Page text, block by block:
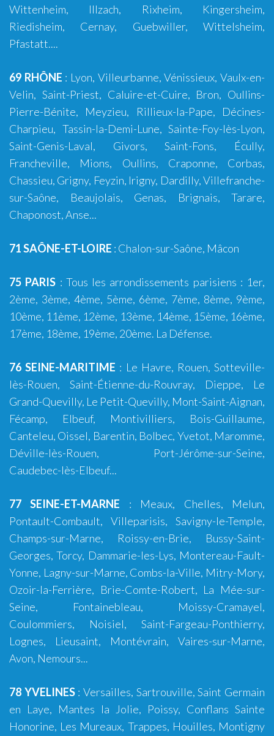
Wittenheim, Illzach, Rixheim, Kingersheim,
Riedisheim, Cernay, Guebwiller, Wittelsheim,
Pfastatt....
69 RHÔNE : Lyon, Villeurbanne,Vénissieux,Vaulx-en-
Velin, Saint-Priest, Caluire-et-Cuire, Bron, Oullins-
Pierre-Bénite, Meyzieu, Rillieux-la-Pape, Décines-
Charpieu, Tassin-la-Demi-Lune, Sainte-Foy-lès-Lyon,
Saint-Genis-Laval, Givors,Saint-Fons, Écully,
Francheville, Mions, Oullins, Craponne, Corbas,
Chassieu, Grigny, Feyzin, Irigny, Dardilly,Villefranche-
sur-Saône, Beaujolais, Genas, Brignais, Tarare,
Chaponost,Anse...
71 SAÔNE-ET-LOIRE : Chalon-sur-Saône, Mâcon
75 PARIS : Tous les arrondissements parisiens : 1er,
2ème, 3ème, 4ème, 5ème, 6ème, 7ème, 8ème, 9ème,
10ème, 11ème, 12ème, 13ème, 14ème, 15ème, 16ème,
17ème, 18ème, 19ème, 20ème. La Défense.
76 SEINE-MARITIME : Le Havre, Rouen,Sotteville-
lès-Rouen, Saint-Étienne-du-Rouvray, Dieppe, Le
Grand-Quevilly, Le Petit-Quevilly, Mont-Saint-Aignan,
Fécamp, Elbeuf, Montivilliers, Bois-Guillaume,
Canteleu, Oissel, Barentin, Bolbec, Yvetot, Maromme,
Déville-lès-Rouen, Port-Jérôme-sur-Seine,
Caudebec-lès-Elbeuf...
77 SEINE-ET-MARNE : Meaux, Chelles, Melun,
Pontault-Combault, Villeparisis, Savigny-le-Temple,
Champs-sur-Marne, Roissy-en-Brie, Bussy-Saint-
Georges,Torcy, Dammarie-les-Lys, Montereau-Fault-
Yonne, Lagny-sur-Marne, Combs-la-Ville, Mitry-Mory,
Ozoir-la-Ferrière, Brie-Comte-Robert, La Mée-sur-
Seine, Fontainebleau, Moissy-Cramayel,
Coulommiers, Noisiel, Saint-Fargeau-Ponthierry,
Lognes, Lieusaint, Montévrain, Vaires-sur-Marne,
Avon, Nemours...
78 YVELINES:Versailles, Sartrouville, Saint Germain
en Laye, Mantes la Jolie, Poissy, Conflans Sainte
Honorine, Les Mureaux, Trappes, Houilles, Montigny